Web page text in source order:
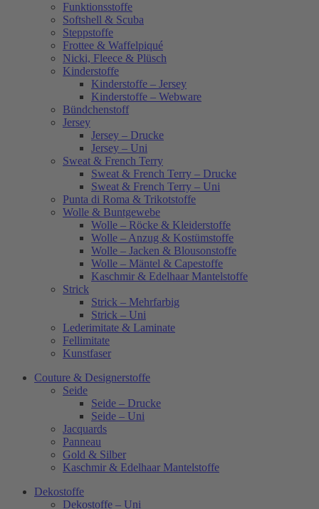
Funktionsstoffe
Softshell & Scuba
Steppstoffe
Frottee & Waffelpiqué
Nicki, Fleece & Plüsch
Kinderstoffe
Kinderstoffe – Jersey
Kinderstoffe – Webware
Bündchenstoff
Jersey
Jersey – Drucke
Jersey – Uni
Sweat & French Terry
Sweat & French Terry – Drucke
Sweat & French Terry – Uni
Punta di Roma & Trikotstoffe
Wolle & Buntgewebe
Wolle – Röcke & Kleiderstoffe
Wolle – Anzug & Kostümstoffe
Wolle – Jacken & Blousonstoffe
Wolle – Mäntel & Capestoffe
Kaschmir & Edelhaar Mantelstoffe
Strick
Strick – Mehrfarbig
Strick – Uni
Lederimitate & Laminate
Fellimitate
Kunstfaser
Couture & Designerstoffe
Seide
Seide – Drucke
Seide – Uni
Jacquards
Panneau
Gold & Silber
Kaschmir & Edelhaar Mantelstoffe
Dekostoffe
Dekostoffe – Uni